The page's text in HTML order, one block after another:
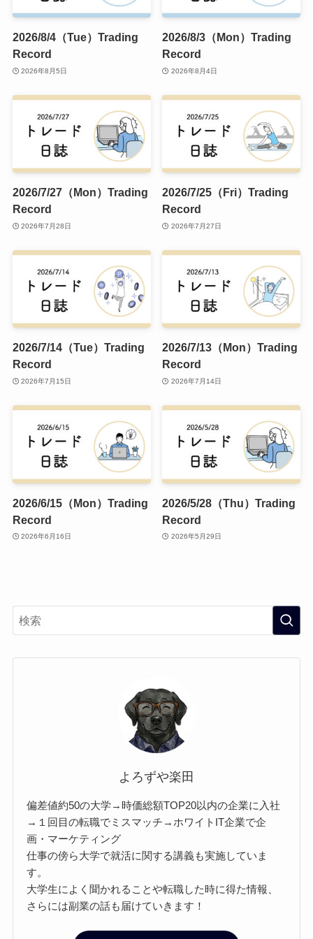
2026/8/4（Tue）Trading
Record
2026年8月5日
2026/8/3（Mon）Trading
Record
2026年8月4日
2026/7/27（Mon）Trading
Record
2026年7月28日
2026/7/25（Fri）Trading
Record
2026年7月27日
2026/7/14（Tue）Trading
Record
2026年7月15日
2026/7/13（Mon）Trading
Record
2026年7月14日
2026/6/15（Mon）Trading
Record
2026年6月16日
2026/5/28（Thu）Trading
Record
2026年5月29日
よろずや楽田
偏差値約50の大学→時価総額TOP20以内の企業に入社
→１回目の転職でミスマッチ→ホワイトIT企業で企
画・マーケティング
仕事の傍ら大学で就活に関する講義も実施していま
す。
大学生によく聞かれることや転職した時に得た情報、
さらには副業の話も届けていきます！